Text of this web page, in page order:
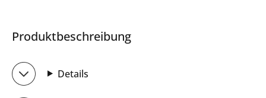
Produktbeschreibung
Details